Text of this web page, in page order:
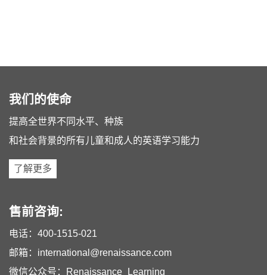
我们的使命
提高全世界不同水平、种族
和社会背景的所有儿童和成人的英语学习能力
了解更多
售前咨询:
电话： 400-1515-021
邮箱： international@renaissance.com
微信公众号：Renaissance_Learning